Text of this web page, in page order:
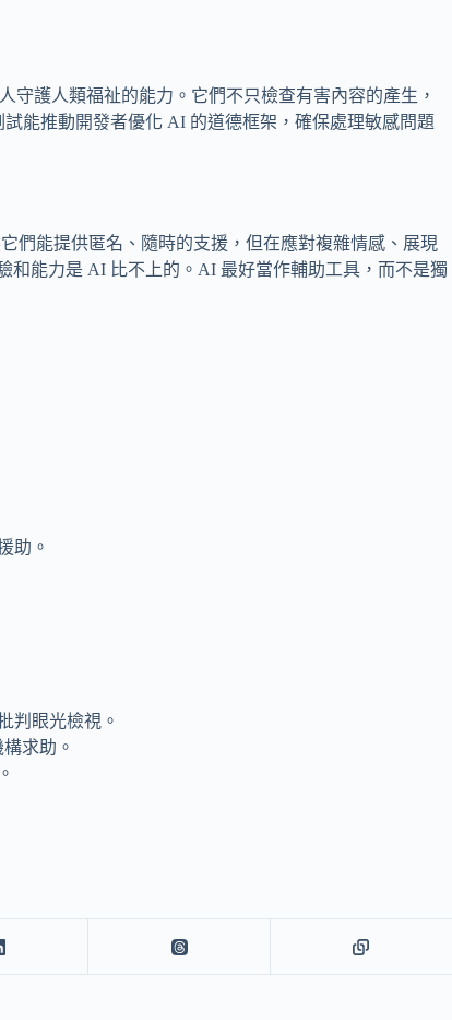
護人類福祉的能力。它們不只檢查有害內容的產生，
能推動開發者優化 AI 的道德框架，確保處理敏感問題
們能提供匿名、隨時的支援，但在應對複雜情感、展現
和能力是 AI 比不上的。AI 最好當作輔助工具，而不是獨
助。
判眼光檢視。
求助。